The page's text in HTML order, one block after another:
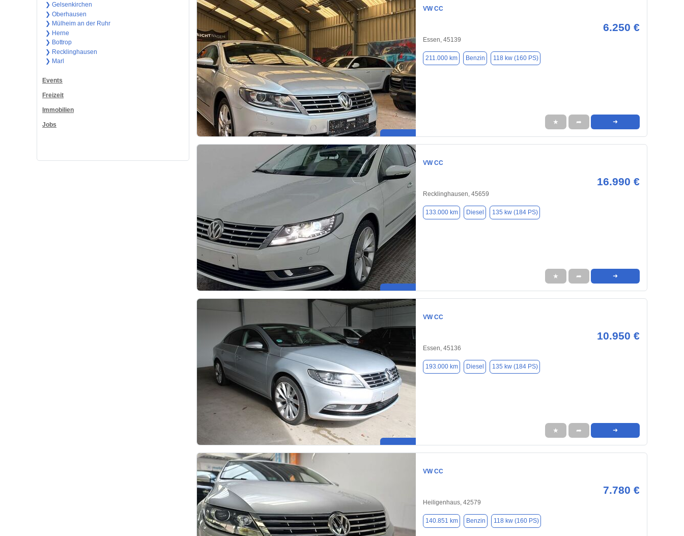
❯ Gelsenkirchen
❯ Oberhausen
❯ Mülheim an der Ruhr
❯ Herne
❯ Bottrop
❯ Recklinghausen
❯ Marl
Events
Freizeit
Immobilien
Jobs
VW CC
6.250 €
Essen, 45139
211.000 km Benzin 118 kw (160 PS)
★ ➦ ➜
VW CC
16.990 €
Recklinghausen, 45659
133.000 km Diesel 135 kw (184 PS)
★ ➦ ➜
VW CC
10.950 €
Essen, 45136
193.000 km Diesel 135 kw (184 PS)
★ ➦ ➜
VW CC
7.780 €
Heiligenhaus, 42579
140.851 km Benzin 118 kw (160 PS)